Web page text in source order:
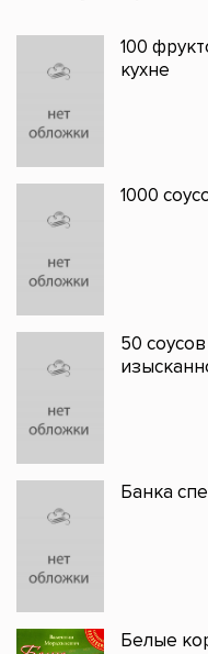
100
кухне
1000
50
Банка
Белые